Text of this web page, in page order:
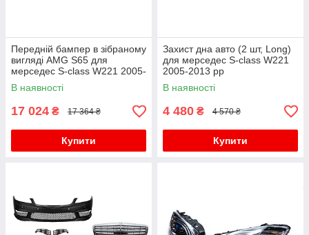
Передній бампер в зібраному
вигляді AMG S65 для
мерседес S-сlass W221 2005-
2013 рр
В наявності
17 024 ₴ 17 364 ₴
Купити
Захист дна авто (2 шт, Long)
для мерседес S-сlass W221
2005-2013 рр
В наявності
4 480 ₴ 4 570 ₴
Купити